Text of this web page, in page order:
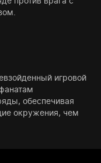
игровой
обеспечивая
окружения, чем